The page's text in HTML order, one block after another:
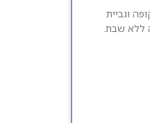
וגביית
ללא שבת.